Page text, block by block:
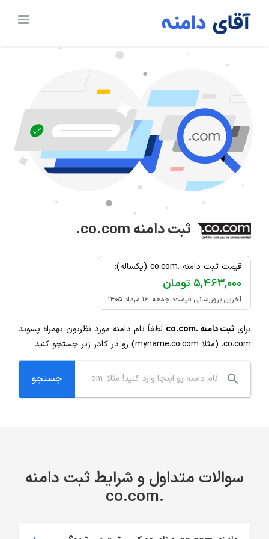
ثبت دامنه.co.com
قیمت ثبت دامنه .co.com (یکساله):
۵,۴۶۳,۰۰۰ تومان
آخرین بروزرسانی قیمت: جمعه، ۱۶ مرداد ۱۴۰۵
برای ثبت دامنه .co.com
لطفاً نام دامنه مورد نظرتون بهمراه پسوند
.co.com (مثلا myname.co.com) رو در کادر زیر جستجو کنید
سوالات متداول و شرایط ثبت دامنه
.co.com